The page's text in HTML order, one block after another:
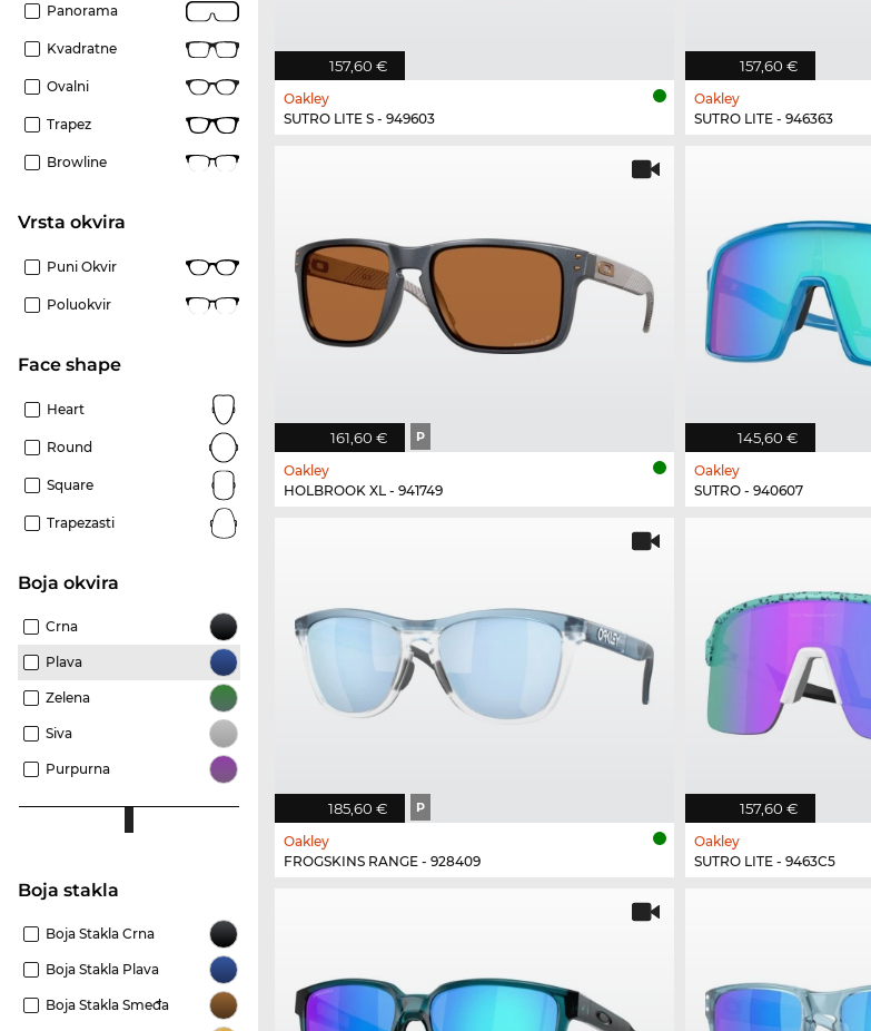
Panorama
Kvadratne
Ovalni
Trapez
Browline
Vrsta okvira
Puni Okvir
Poluokvir
Face shape
Heart
Round
Square
Trapezasti
boja okvira
Crna
Plava
Zelena
Siva
Purpurna
Boja stakla
Boja Stakla Crna
Boja Stakla Plava
Boja Stakla Smeđa
157,60 €
Oakley
SUTRO LITE S - 949603
157,60 €
Oakley
SUTRO LITE - 946363
161,60 € P
Oakley
HOLBROOK XL - 941749
145,60 €
Oakley
SUTRO - 940607
185,60 € P
Oakley
FROGSKINS RANGE - 928409
157,60 €
Oakley
SUTRO LITE - 9463C5